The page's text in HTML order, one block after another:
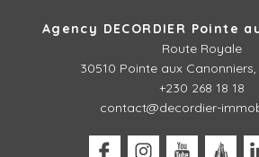
Agency DECORDIER Pointe
Route Royale
30510 Pointe aux
+230 268 18 18
contact@decordier-